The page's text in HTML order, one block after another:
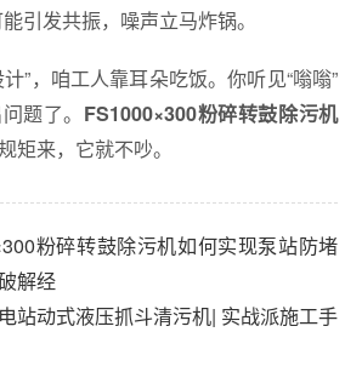
引发共振，噪声立马炸锅。
”，咱工人靠耳朵吃饭。你听见“嗡嗡”
题了。 FS1000×300粉碎转鼓除污机
矩来，它就不吵。
粉碎转鼓除污机如何实现泵站防堵
解经
站动式液压抓斗清污机| 实战派施工手